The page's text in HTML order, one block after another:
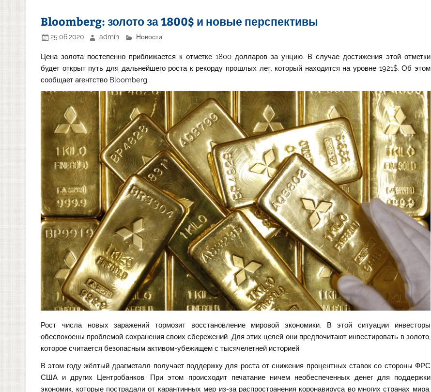
Bloomberg: золото за 1800$ и новые перспективы
25.06.2020 admin Новости
Цена золота постепенно приближается к отметке 1800 долларов за унцию. В случае достижения этой отметки
будет открыт путь для дальнейшего роста к рекорду прошлых лет, который находится на уровне 1921$. Об этом
сообщает агентство Bloomberg.
Рост числа новых заражений тормозит восстановление мировой экономики. В этой ситуации инвесторы
обеспокоены проблемой сохранения своих сбережений. Для этих целей они предпочитают инвестировать в золото,
которое считается безопасным активом-убежищем с тысячелетней историей.
В этом году жёлтый драгметалл получает поддержку для роста от снижения процентных ставок со стороны ФРС
США и других Центробанков. При этом происходит печатание ничем необеспеченных денег для поддержки
экономик, которые пострадали от карантинных мер из-за распространения коронавируса во многих странах мира.